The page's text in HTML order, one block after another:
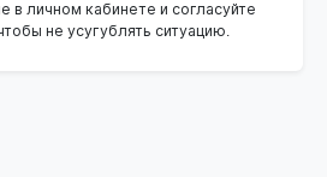
в личном кабинете и согласуйте
не усугублять ситуацию.